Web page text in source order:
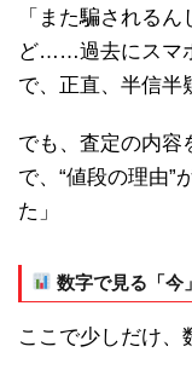
「また騙される
ど……過去にスマ
で、正直、半信半
でも、査定の内容
で、“値段の理由”
た」
数字で見る「今
ここで少しだけ、